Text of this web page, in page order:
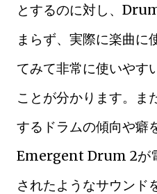
とするのに対し、
まらず、実際に楽曲に
てみて非常に使いやす
ことが分かります。ま
するドラムの傾向や癖
Emergent Drum 2が
されたようなサウンド